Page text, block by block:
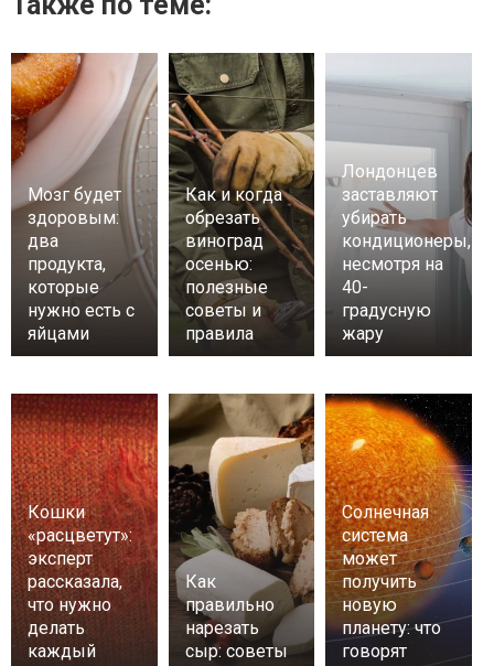
Мозг будет
здоровым:
два
продукта,
которые
нужно есть с
яйцами
Как и когда
обрезать
виноград
осенью:
полезные
советы и
правила
Лондонцев
заставляют
убирать
кондиционеры,
несмотря на
40-
градусную
жару
Кошки
«расцветут»:
эксперт
рассказала,
что нужно
делать
каждый
Как
правильно
нарезать
сыр: советы
Солнечная
система
может
получить
новую
планету: что
говорят